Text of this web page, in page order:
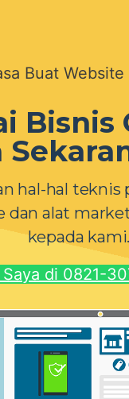
Buat Website
Bisnis
hal-hal teknis
dan alat
kepada kami.
Saya di 0821-